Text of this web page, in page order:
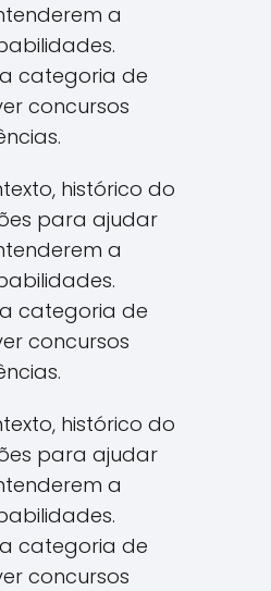
a
categoria de
concursos
histórico do
para ajudar
a
categoria de
concursos
histórico do
para ajudar
a
categoria de
concursos